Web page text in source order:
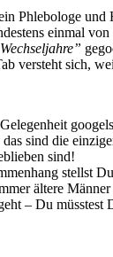
Phlebologe und
einmal
versteht sich,
das sind die
sind!
stellst
ältere
– Du müsstest